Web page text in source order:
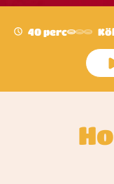
40 perc